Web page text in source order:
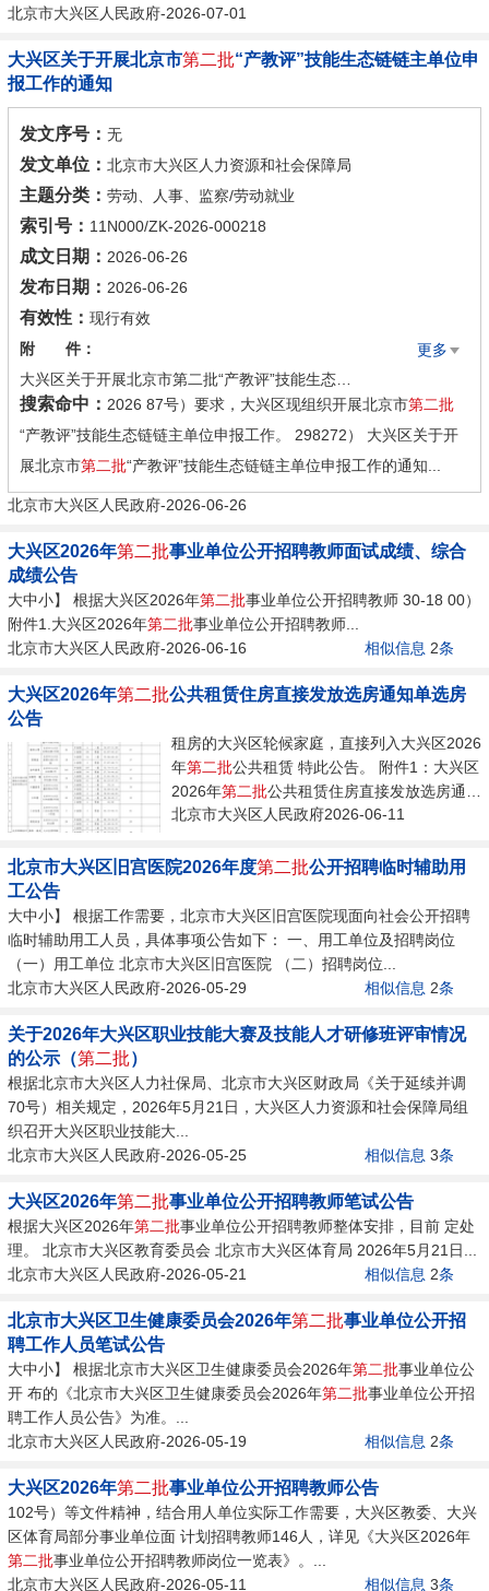
北京市大兴区人民政府-2026-07-01
大兴区关于开展北京市第二批“产教评”技能生态链链主单位申
报工作的通知
发文序号： 无
发文单位： 北京市大兴区人力资源和社会保障局
主题分类： 劳动、人事、监察/劳动就业
索引号： 11N000/ZK-2026-000218
成文日期： 2026-06-26
发布日期： 2026-06-26
有效性： 现行有效
附 件：
更多
附件1： 关于开展北京市第二批“产教评”技能生态链链主单位申报工作的通知.pdf
搜索命中： 2026 87号）要求，大兴区现组织开展北京市第二批
“产教评”技能生态链链主单位申报工作。 298272） 大兴区关于开
展北京市第二批“产教评”技能生态链链主单位申报工作的通知...
北京市大兴区人民政府-2026-06-26
大兴区2026年第二批事业单位公开招聘教师面试成绩、综合
成绩公告
大中小】 根据大兴区2026年第二批事业单位公开招聘教师 30-18 00）
附件1.大兴区2026年第二批事业单位公开招聘教师...
北京市大兴区人民政府-2026-06-16
相似信息 2条
大兴区2026年第二批公共租赁住房直接发放选房通知单选房
公告
租房的大兴区轮候家庭，直接列入大兴区2026
年第二批公共租赁 特此公告。 附件1：大兴区
2026年第二批公共租赁住房直接发放选房通知
单选房家庭名单...
北京市大兴区人民政府2026-06-11
北京市大兴区旧宫医院2026年度第二批公开招聘临时辅助用
工公告
大中小】 根据工作需要，北京市大兴区旧宫医院现面向社会公开招聘
临时辅助用工人员，具体事项公告如下： 一、用工单位及招聘岗位
（一）用工单位 北京市大兴区旧宫医院 （二）招聘岗位...
北京市大兴区人民政府-2026-05-29
相似信息 2条
关于2026年大兴区职业技能大赛及技能人才研修班评审情况
的公示（第二批）
根据北京市大兴区人力社保局、北京市大兴区财政局《关于延续并调
70号）相关规定，2026年5月21日，大兴区人力资源和社会保障局组
织召开大兴区职业技能大...
北京市大兴区人民政府-2026-05-25
相似信息 3条
大兴区2026年第二批事业单位公开招聘教师笔试公告
根据大兴区2026年第二批事业单位公开招聘教师整体安排，目前 定处
理。 北京市大兴区教育委员会 北京市大兴区体育局 2026年5月21日...
北京市大兴区人民政府-2026-05-21
相似信息 2条
北京市大兴区卫生健康委员会2026年第二批事业单位公开招
聘工作人员笔试公告
大中小】 根据北京市大兴区卫生健康委员会2026年第二批事业单位公
开 布的《北京市大兴区卫生健康委员会2026年第二批事业单位公开招
聘工作人员公告》为准。...
北京市大兴区人民政府-2026-05-19
相似信息 2条
大兴区2026年第二批事业单位公开招聘教师公告
102号）等文件精神，结合用人单位实际工作需要，大兴区教委、大兴
区体育局部分事业单位面 计划招聘教师146人，详见《大兴区2026年
第二批事业单位公开招聘教师岗位一览表》。...
北京市大兴区人民政府-2026-05-11
相似信息 3条